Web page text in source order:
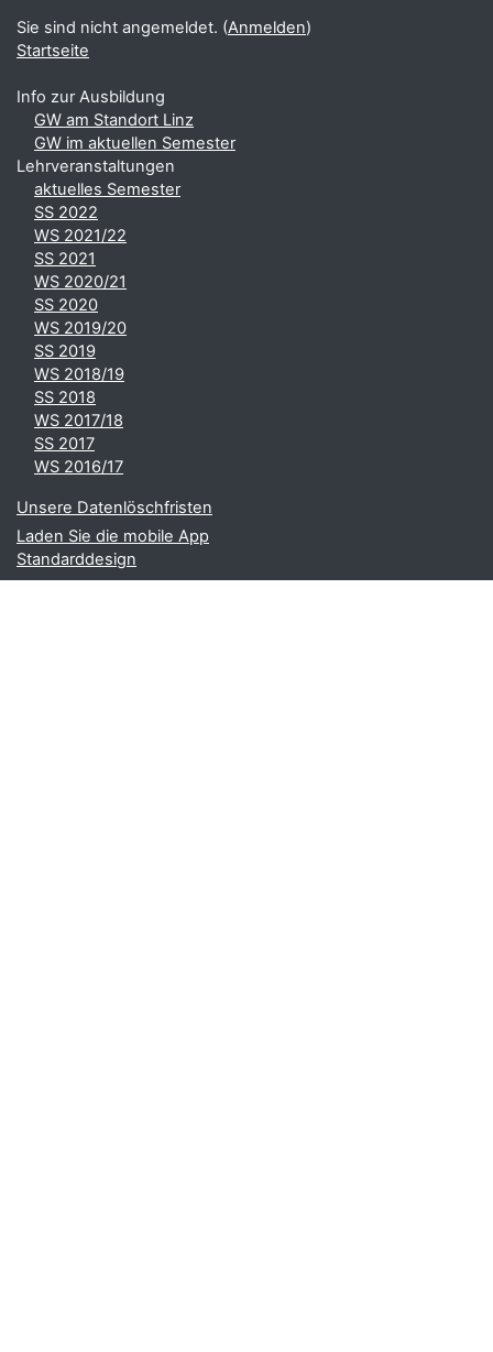
Sie sind nicht angemeldet. (Anmelden)
Startseite
Info zur Ausbildung
GW am Standort Linz
GW im aktuellen Semester
Lehrveranstaltungen
aktuelles Semester
SS 2022
WS 2021/22
SS 2021
WS 2020/21
SS 2020
WS 2019/20
SS 2019
WS 2018/19
SS 2018
WS 2017/18
SS 2017
WS 2016/17
Unsere Datenlöschfristen
Laden Sie die mobile App
Standarddesign